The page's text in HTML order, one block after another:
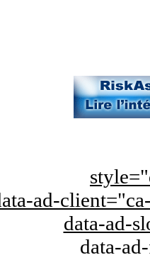
ad-
data-ad-
data-